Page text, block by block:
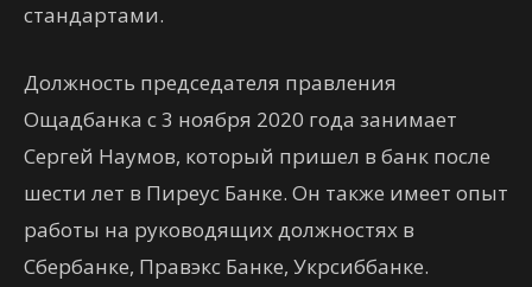
стандартами.
Должность председателя правления
Ощадбанка с 3 ноября 2020 года занимает
Сергей Наумов, который пришел в банк после
шести лет в Пиреус Банке. Он также имеет опыт
работы на руководящих должностях в
Сбербанке, Правэкс Банке, Укрсиббанке.